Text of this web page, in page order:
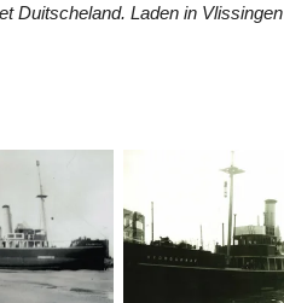
Duitscheland. Laden in Vlissingen